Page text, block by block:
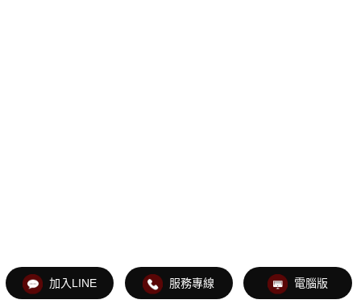
加入LINE 服務專線 電腦版